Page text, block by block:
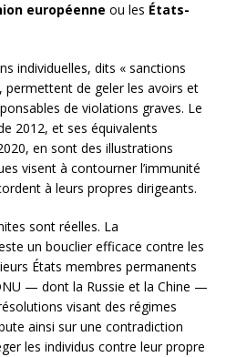
européenne ou les États-
individuelles, dits « sanctions
permettent de geler les avoirs et
de violations graves. Le
2012, et ses équivalents
en sont des illustrations
visent à contourner l’immunité
à leurs propres dirigeants.
sont réelles. La
un bouclier efficace contre les
États membres permanents
— dont la Russie et la Chine —
visant des régimes
ainsi sur une contradiction
les individus contre leur propre